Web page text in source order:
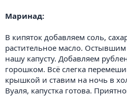
Маринад:
В кипяток добавляем соль,
растительное масло.
нашу капусту. Добавляем
горошком. Всё слегка
крышкой и ставим на ночь в
Вуаля, капустка готова.